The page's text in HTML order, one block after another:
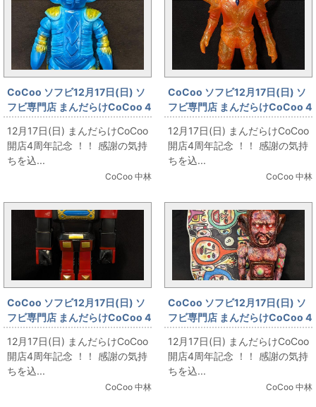
CoCoo ソフビ12月17日(日) ソ
フビ専門店 まんだらけCoCoo 4
周年記念 「マーミット 世紀の大
怪獣シリーズ テンペラー星人1
期/水色成型」
12月17日(日) まんだらけCoCoo
開店4周年記念 ！！ 感謝の気持
ちを込...
CoCoo 中林
CoCoo ソフビ12月17日(日) ソ
フビ専門店 まんだらけCoCoo 4
周年記念 「マーミット 世紀の大
怪獣シリーズ エースキラー ウル
トラエネルギーVer/クリアオレ
ンジラメ成型」
12月17日(日) まんだらけCoCoo
開店4周年記念 ！！ 感謝の気持
ちを込...
CoCoo 中林
CoCoo ソフビ12月17日(日) ソ
フビ専門店 まんだらけCoCoo 4
周年記念 「詳細不明 ダイモス ジ
ャンボサイズ 300mm」
12月17日(日) まんだらけCoCoo
開店4周年記念 ！！ 感謝の気持
ちを込...
CoCoo 中林
CoCoo ソフビ12月17日(日) ソ
フビ専門店 まんだらけCoCoo 4
周年記念 「Blood Guts
Toys/UNOBLAB TELEBOBO
izumonster CUSTOM PAINT
ver.」
12月17日(日) まんだらけCoCoo
開店4周年記念 ！！ 感謝の気持
ちを込...
CoCoo 中林